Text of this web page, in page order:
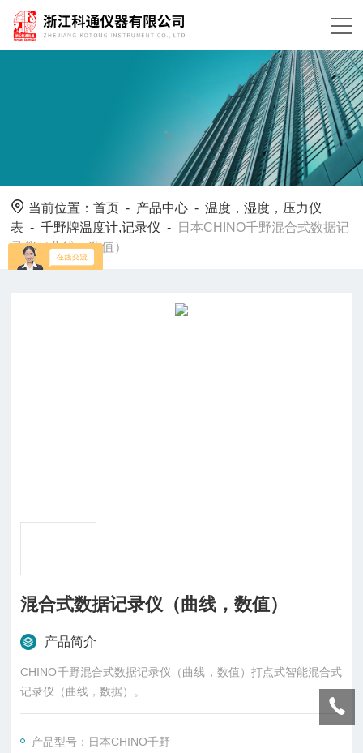
当前位置：首页 - 产品中心 -温度，湿度，压力仪
表 -千野牌温度计,记录仪 -
日本CHINO千野混合式数据记
录仪（曲线，数值）
混合式数据记录仪（曲线，数值）
产品简介
CHINO千野混合式数据记录仪（曲线，数值）打点式智能混合式
记录仪（曲线，数据）。
产品型号：日本CHINO千野